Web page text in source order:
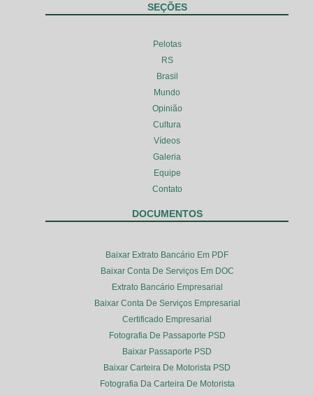
SEÇÕES
Pelotas
RS
Brasil
Mundo
Opinião
Cultura
Vídeos
Galeria
Equipe
Contato
DOCUMENTOS
Baixar Extrato Bancário Em PDF
Baixar Conta De Serviços Em DOC
Extrato Bancário Empresarial
Baixar Conta De Serviços Empresarial
Certificado Empresarial
Fotografia De Passaporte PSD
Baixar Passaporte PSD
Baixar Carteira De Motorista PSD
Fotografia Da Carteira De Motorista